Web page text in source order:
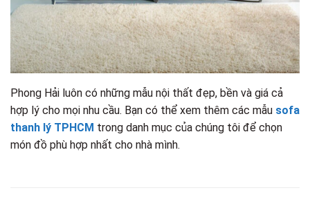
Phong Hải luôn có những mẫu nội thất đẹp, bền và giá cả
hợp lý cho mọi nhu cầu. Bạn có thể xem thêm các mẫu sofa
thanh lý TPHCM trong danh mục của chúng tôi để chọn
món đồ phù hợp nhất cho nhà mình.